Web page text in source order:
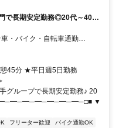
で長期安定勤務◎20代～40代
・バイク・自転車通勤
45分 ★平日週5日勤務
ープで長期安定勤務♪ 20
■□─━─━─━─━─━─━─━─□■ ▼
フリーター歓迎
バイク通勤OK